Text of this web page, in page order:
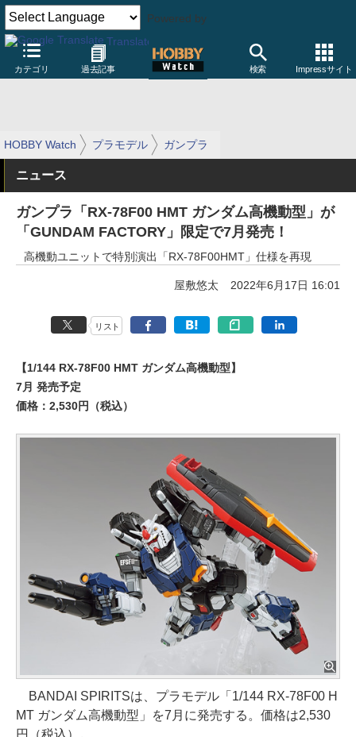
Powered by
Translate
カテゴリ 過去記事 検索 Impressサイト
HOBBY Watch プラモデル ガンプラ
ニュース
ガンプラ「RX-78F00 HMT ガンダム高機動型」が
「GUNDAM FACTORY」限定で7月発売！
高機動ユニットで特別演出「RX-78F00HMT」仕様を再現
屋敷悠太 2022年6月17日 16:01
リスト
【1/144 RX-78F00 HMT ガンダム高機動型】
7月 発売予定
価格：2,530円（税込）
BANDAI SPIRITSは、プラモデル「1/144 RX-78F00 H
MT ガンダム高機動型」を7月に発売する。価格は2,530